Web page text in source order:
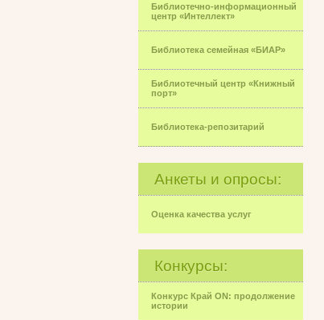
Библиотечно-информационный
центр «Интеллект»
Библиотека семейная «БИАР»
Библиотечный центр «Книжный
порт»
Библиотека-репозитарий
Анкеты и опросы:
Оценка качества услуг
Конкурсы:
Конкурс Край ON: продолжение
истории